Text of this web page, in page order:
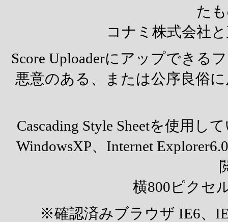
た
コナミ株式会社
Score Uploaderにアップできる
悪意のある、または公序良俗
Cascading Style Sheetを使用
WindowsXP、Internet
横800ピクセ
※確認済みブラウザ IE6、